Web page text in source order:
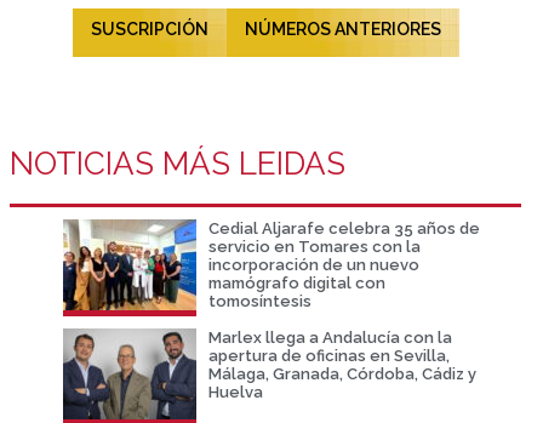
SUSCRIPCIÓN NÚMEROS ANTERIORES
NOTICIAS MÁS LEIDAS
Cedial Aljarafe celebra 35 años de
servicio en Tomares con la
incorporación de un nuevo
mamógrafo digital con
tomosíntesis
Marlex llega a Andalucía con la
apertura de oficinas en Sevilla,
Málaga, Granada, Córdoba, Cádiz y
Huelva